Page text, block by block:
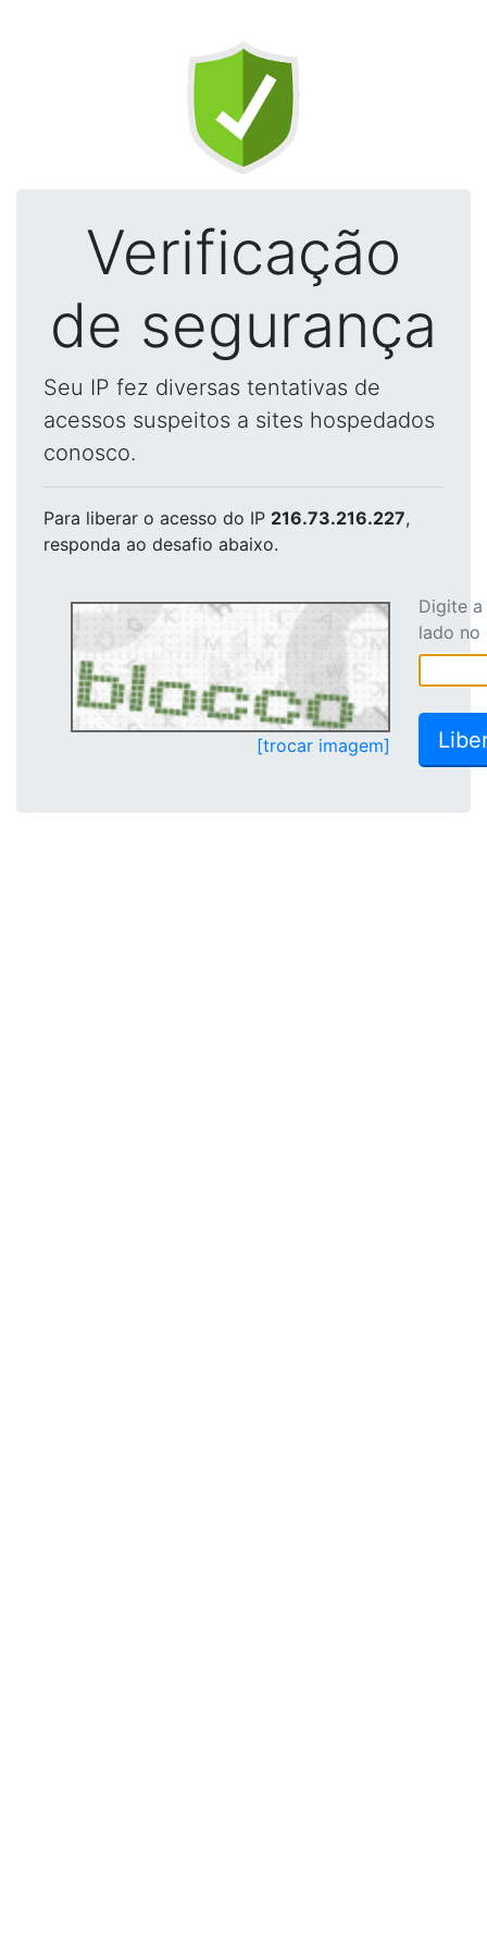
Verificação
de segurança
Seu IP fez diversas tentativas de
acessos suspeitos a sites hospedados
conosco.
Para liberar o acesso do IP 216.73.216.227,
responda ao desafio abaixo.
[trocar imagem]
Digite
lado no